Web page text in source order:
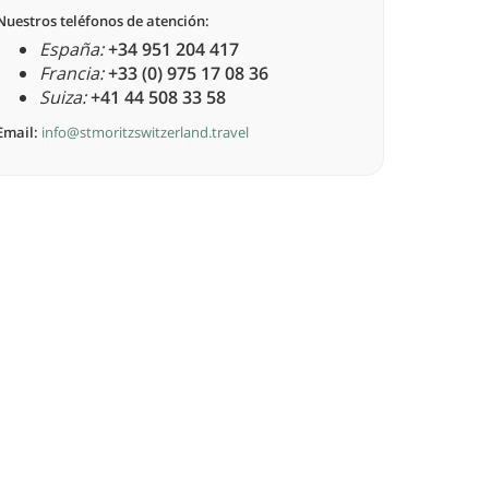
teléfonos de atención:
España:+34 951 204 417
Francia:+33 (0) 975 17 08 36
Suiza:+41 44 508 33 58
info@stmoritzswitzerland.travel